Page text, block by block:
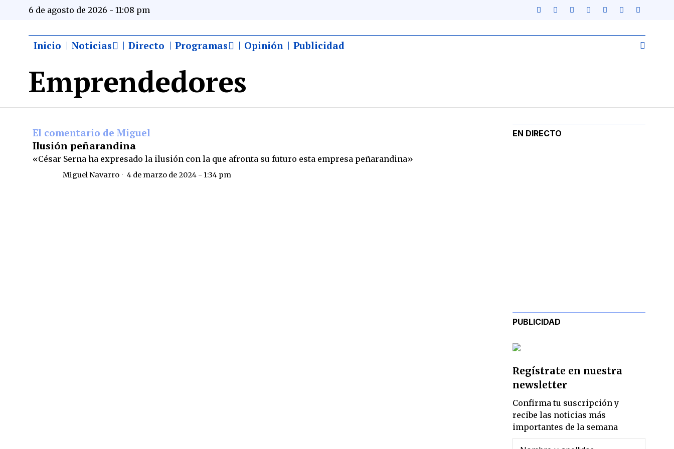
6 de agosto de 2026 - 11:08 pm
Inicio Noticias Directo Programas Opinión Publicidad
Emprendedores
El comentario de Miguel
Ilusión peñarandina
«César Serna ha expresado la ilusión con la que afronta su futuro esta empresa peñarandina»
Miguel Navarro 4 de marzo de 2024 - 1:34 pm
EN DIRECTO
PUBLICIDAD
Regístrate en nuestra
newsletter
Confirma tu suscripción y
recibe las noticias más
importantes de la semana